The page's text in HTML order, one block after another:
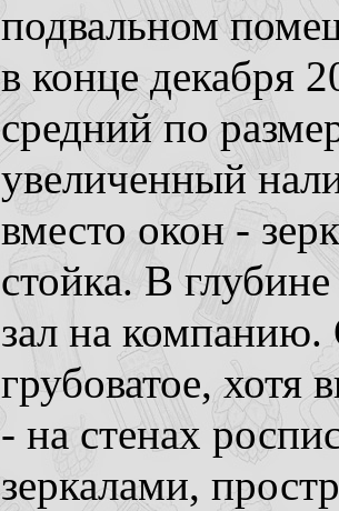
подвальном
в конце декабря
средний по
увеличенный
вместо окон -
стойка. В
зал на
грубоватое, хотя
- на стенах
зеркалами,